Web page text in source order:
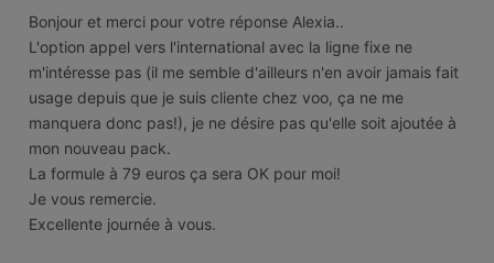
Bonjour et merci pour votre réponse Alexia..
L'option appel vers l'international avec la ligne fixe ne
m'intéresse pas (il me semble d'ailleurs n'en avoir jamais fait
usage depuis que je suis cliente chez voo, ça ne me
manquera donc pas!), je ne désire pas qu'elle soit ajoutée à
mon nouveau pack.
La formule à 79 euros ça sera OK pour moi!
Je vous remercie.
Excellente journée à vous.